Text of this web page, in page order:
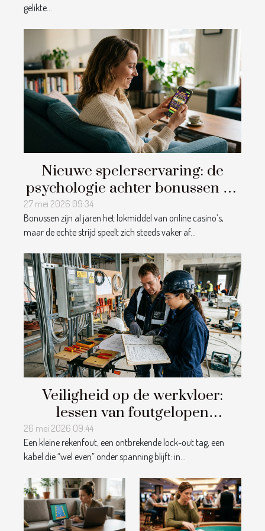
gelikte...
Nieuwe spelerservaring: de
psychologie achter bonussen bij
online casino’s
27 mei 2026 09:34
Bonussen zijn al jaren het lokmiddel van online casino’s,
maar de echte strijd speelt zich steeds vaker af...
Veiligheid op de werkvloer:
lessen van foutgelopen
elektriciteitsprojecten
26 mei 2026 09:44
Een kleine rekenfout, een ontbrekende lock-out tag, een
kabel die “wel even” onder spanning blijft: in...